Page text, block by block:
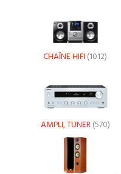
CHAÎNE HIFI (1012)
AMPLI, TUNER(570)